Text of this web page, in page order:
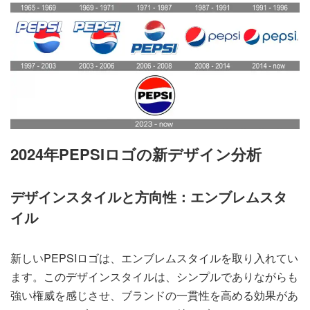
2024年PEPSIロゴの新デザイン分析
デザインスタイルと方向性：エンブレムスタ
イル
新しいPEPSIロゴは、エンブレムスタイルを取り入れてい
ます。このデザインスタイルは、シンプルでありながらも
強い権威を感じさせ、ブランドの一貫性を高める効果があ